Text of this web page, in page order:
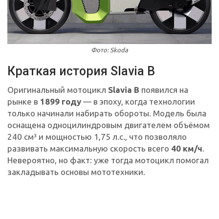
Фото: Skoda
Краткая история Slavia B
Оригинальный мотоцикл Slavia B появился на
рынке в 1899 году — в эпоху, когда технологии
только начинали набирать обороты. Модель была
оснащена одноцилиндровым двигателем объёмом
240 см³ и мощностью 1,75 л.с., что позволяло
развивать максимальную скорость всего 40 км/ч.
Невероятно, но факт: уже тогда мотоцикл помогал
закладывать основы мототехники.